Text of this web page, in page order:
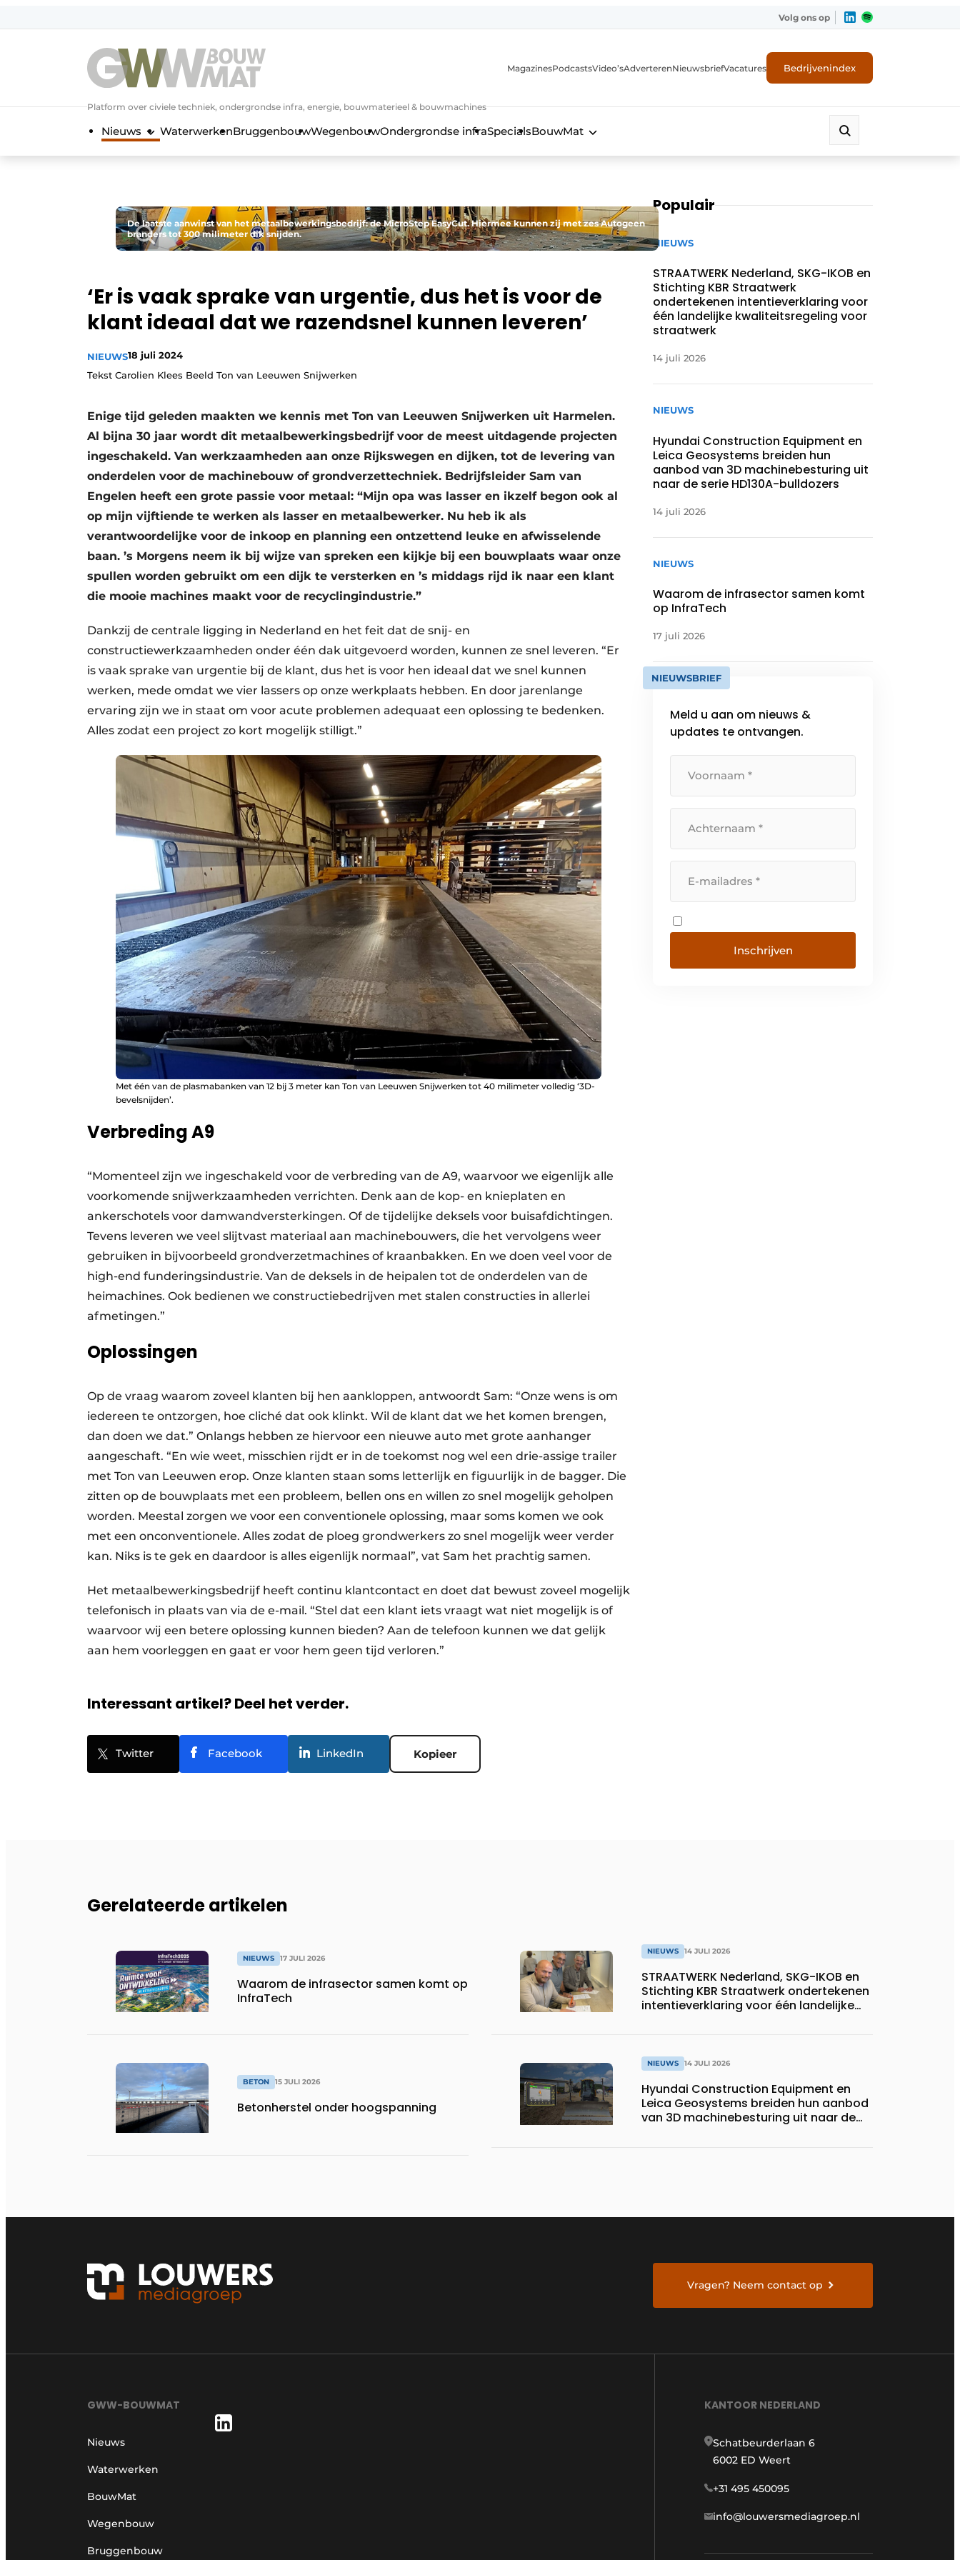
Volg ons op
Platform over civiele techniek, ondergrondse infra, energie, bouwmaterieel & bouwmachines
MagazinesPodcastsVideo’sAdverterenNieuwsbriefVacatures Bedrijvenindex
Nieuws WaterwerkenBruggenbouwWegenbouwOndergrondse infraSpecialsBouwMat
De laatste aanwinst van het metaalbewerkingsbedrijf: de MicroStep EasyCut. Hiermee kunnen zij met zes Autogeen
branders tot 300 milimeter dik snijden.
‘Er is vaak sprake van urgentie, dus het is voor de
klant ideaal dat we razendsnel kunnen leveren’
NIEUWS18 juli 2024
Tekst Carolien Klees Beeld Ton van Leeuwen Snijwerken
Enige tijd geleden maakten we kennis met Ton van Leeuwen Snijwerken uit Harmelen.
Al bijna 30 jaar wordt dit metaalbewerkingsbedrijf voor de meest uitdagende projecten
ingeschakeld. Van werkzaamheden aan onze Rijkswegen en dijken, tot de levering van
onderdelen voor de machinebouw of grondverzettechniek. Bedrijfsleider Sam van
Engelen heeft een grote passie voor metaal: “Mijn opa was lasser en ikzelf begon ook al
op mijn vijftiende te werken als lasser en metaalbewerker. Nu heb ik als
verantwoordelijke voor de inkoop en planning een ontzettend leuke en afwisselende
baan. ’s Morgens neem ik bij wijze van spreken een kijkje bij een bouwplaats waar onze
spullen worden gebruikt om een dijk te versterken en ’s middags rijd ik naar een klant
die mooie machines maakt voor de recyclingindustrie.”
Dankzij de centrale ligging in Nederland en het feit dat de snij- en
constructiewerkzaamheden onder één dak uitgevoerd worden, kunnen ze snel leveren. “Er
is vaak sprake van urgentie bij de klant, dus het is voor hen ideaal dat we snel kunnen
werken, mede omdat we vier lassers op onze werkplaats hebben. En door jarenlange
ervaring zijn we in staat om voor acute problemen adequaat een oplossing te bedenken.
Alles zodat een project zo kort mogelijk stilligt.”
Met één van de plasmabanken van 12 bij 3 meter kan Ton van Leeuwen Snijwerken tot 40 milimeter volledig ‘3D-
bevelsnijden’.
Verbreding A9
“Momenteel zijn we ingeschakeld voor de verbreding van de A9, waarvoor we eigenlijk alle
voorkomende snijwerkzaamheden verrichten. Denk aan de kop- en knieplaten en
ankerschotels voor damwandversterkingen. Of de tijdelijke deksels voor buisafdichtingen.
Tevens leveren we veel slijtvast materiaal aan machinebouwers, die het vervolgens weer
gebruiken in bijvoorbeeld grondverzetmachines of kraanbakken. En we doen veel voor de
high-end funderingsindustrie. Van de deksels in de heipalen tot de onderdelen van de
heimachines. Ook bedienen we constructiebedrijven met stalen constructies in allerlei
afmetingen.”
Oplossingen
Op de vraag waarom zoveel klanten bij hen aankloppen, antwoordt Sam: “Onze wens is om
iedereen te ontzorgen, hoe cliché dat ook klinkt. Wil de klant dat we het komen brengen,
dan doen we dat.” Onlangs hebben ze hiervoor een nieuwe auto met grote aanhanger
aangeschaft. “En wie weet, misschien rijdt er in de toekomst nog wel een drie-assige trailer
met Ton van Leeuwen erop. Onze klanten staan soms letterlijk en figuurlijk in de bagger. Die
zitten op de bouwplaats met een probleem, bellen ons en willen zo snel mogelijk geholpen
worden. Meestal zorgen we voor een conventionele oplossing, maar soms komen we ook
met een onconventionele. Alles zodat de ploeg grondwerkers zo snel mogelijk weer verder
kan. Niks is te gek en daardoor is alles eigenlijk normaal”, vat Sam het prachtig samen.
Het metaalbewerkingsbedrijf heeft continu klantcontact en doet dat bewust zoveel mogelijk
telefonisch in plaats van via de e-mail. “Stel dat een klant iets vraagt wat niet mogelijk is of
waarvoor wij een betere oplossing kunnen bieden? Aan de telefoon kunnen we dat gelijk
aan hem voorleggen en gaat er voor hem geen tijd verloren.”
Interessant artikel? Deel het verder.
Twitter Facebook LinkedIn Kopieer
Populair
NIEUWS
STRAATWERK Nederland, SKG-IKOB en
Stichting KBR Straatwerk
ondertekenen intentieverklaring voor
één landelijke kwaliteitsregeling voor
straatwerk
14 juli 2026
NIEUWS
Hyundai Construction Equipment en
Leica Geosystems breiden hun
aanbod van 3D machinebesturing uit
naar de serie HD130A-bulldozers
14 juli 2026
NIEUWS
Waarom de infrasector samen komt
op InfraTech
17 juli 2026
NIEUWSBRIEF
Meld u aan om nieuws &
updates te ontvangen.
Inschrijven
Gerelateerde artikelen
NIEUWS 17 JULI 2026
Waarom de infrasector samen komt op
InfraTech
BETON 15 JULI 2026
Betonherstel onder hoogspanning
NIEUWS 14 JULI 2026
STRAATWERK Nederland, SKG-IKOB en
Stichting KBR Straatwerk ondertekenen
intentieverklaring voor één landelijke
NIEUWS 14 JULI 2026
Hyundai Construction Equipment en
Leica Geosystems breiden hun aanbod
van 3D machinebesturing uit naar de
Vragen? Neem contact op
GWW-BOUWMAT
Nieuws
Waterwerken
BouwMat
Wegenbouw
Bruggenbouw
KANTOOR NEDERLAND
Schatbeurderlaan 6
6002 ED Weert
+31 495 450095
info@louwersmediagroep.nl